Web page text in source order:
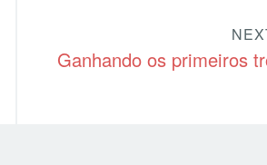
Ganhando os primeiros